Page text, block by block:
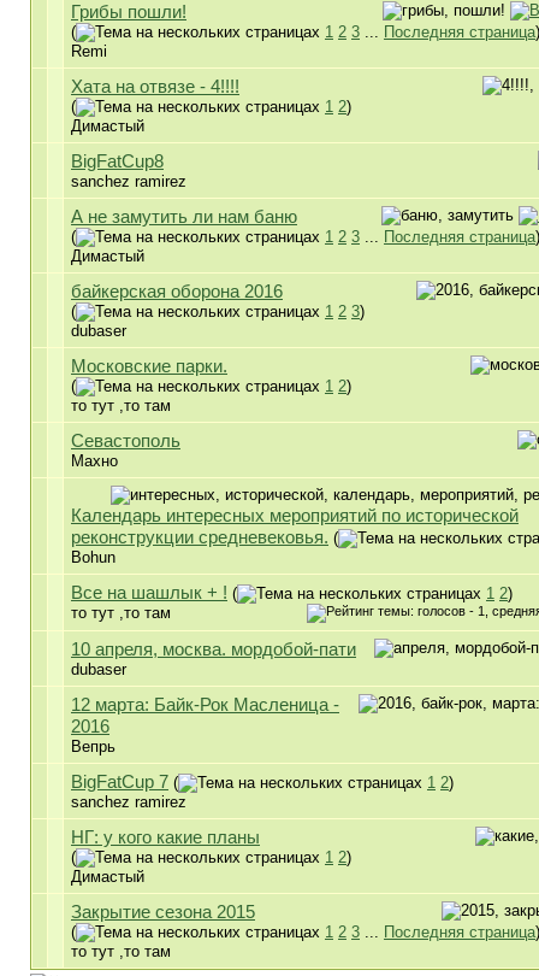
Грибы пошли!
( 1 2 3 ... Последняя страница)
Remi
Хата на отвязе - 4!!!!
( 1 2)
Димастый
BigFatCup8
sanchez ramirez
А не замутить ли нам баню
( 1 2 3 ... Последняя страница)
Димастый
байкерская оборона 2016
( 1 2 3)
dubaser
Московские парки.
( 1 2)
то тут ,то там
Севастополь
Махно
Календарь интересных мероприятий по исторической
реконструкции средневековья. (
Bohun
Все на шашлык + ! ( 1 2)
то тут ,то там
10 апреля, москва. мордобой-пати
dubaser
12 марта: Байк-Рок Масленица -
2016
Вепрь
BigFatCup 7 ( 1 2)
sanchez ramirez
НГ: у кого какие планы
( 1 2)
Димастый
Закрытие сезона 2015
( 1 2 3 ... Последняя страница)
то тут ,то там